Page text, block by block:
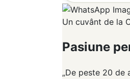
Un cuvânt de la
Pasiune
„De peste 20